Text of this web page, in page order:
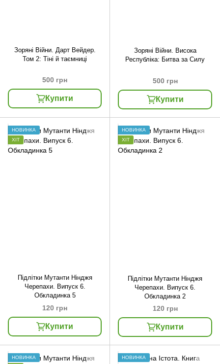
Зоряні Війни. Дарт Вейдер.
Том 2: Тіні й таємниці
500 грн
Купити
Зоряні Війни. Висока
Республіка: Битва за Силу
500 грн
Купити
НОВИНКА
ХІТ
Підлітки Мутанти Нінджя
Черепахи. Випуск 6.
Обкладинка 5
120 грн
Купити
НОВИНКА
ХІТ
Підлітки Мутанти Нінджя
Черепахи. Випуск 6.
Обкладинка 2
120 грн
Купити
НОВИНКА НОВИНКА